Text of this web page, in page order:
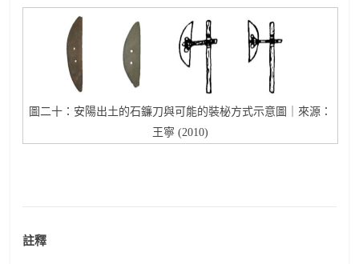
圖二十：安陽出土的石鐮刀與可能的裝柲方式示意圖｜來源：
王寧 (2010)
註釋